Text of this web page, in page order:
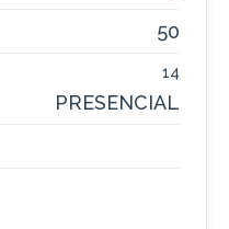
50
14
PRESENCIAL